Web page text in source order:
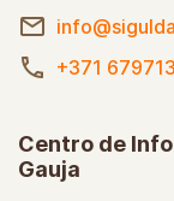
+371
Centro de
Gauja